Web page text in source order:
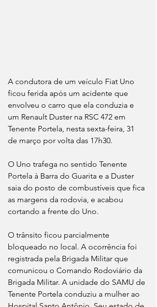
A condutora de um veículo Fiat Uno
ficou ferida após um acidente que
envolveu o carro que ela conduzia e
um Renault Duster na RSC 472 em
Tenente Portela, nesta sexta-feira, 31
de março por volta das 17h30.
O Uno trafega no sentido Tenente
Portela à Barra do Guarita e a Duster
saia do posto de combustíveis que fica
as margens da rodovia, e acabou
cortando a frente do Uno.
O trânsito ficou parcialmente
bloqueado no local. A ocorrência foi
registrada pela Brigada Militar que
comunicou o Comando Rodoviário da
Brigada Militar. A unidade do SAMU de
Tenente Portela conduziu a mulher ao